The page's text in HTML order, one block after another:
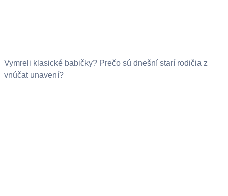
Vymreli klasické babičky? Prečo sú dnešní starí rodičia z
vnúčat unavení?